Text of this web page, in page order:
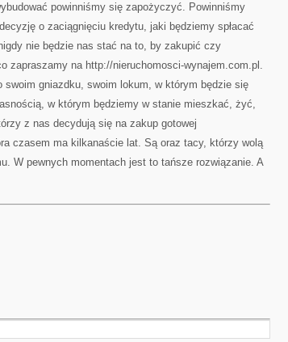
powinniśmy się zapożyczyć. Powinniśmy
o zaciągnięciu kredytu, jaki będziemy spłacać
nie będzie nas stać na to, by zakupić czy
zapraszamy na http://nieruchomosci-wynajem.com.pl.
gniazdku, swoim lokum, w którym będzie się
w którym będziemy w stanie mieszkać, żyć,
z nas decydują się na zakup gotowej
czasem ma kilkanaście lat. Są oraz tacy, którzy wolą
W pewnych momentach jest to tańsze rozwiązanie. A